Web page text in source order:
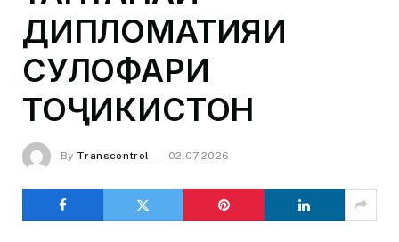
ДИПЛОМАТИЯИ
СУЛҲОФАРИ
ТОҶИКИСТОН
By Transcontrol 02.07.2026